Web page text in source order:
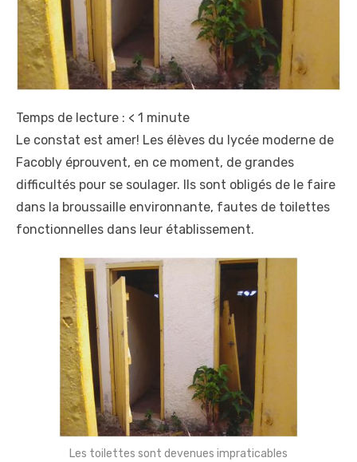
Temps de lecture : < 1 minute
Le constat est amer! Les élèves du lycée moderne de
Facobly éprouvent, en ce moment, de grandes
difficultés pour se soulager. Ils sont obligés de le faire
dans la broussaille environnante, fautes de toilettes
fonctionnelles dans leur établissement.
Les toilettes sont devenues impraticables